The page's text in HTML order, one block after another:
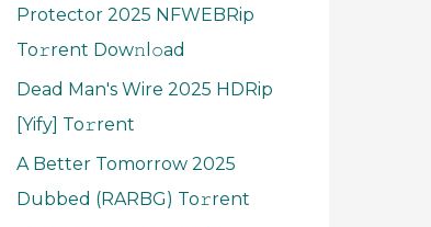
Protector 2025 NFWEBRip
To𝚛rent Dow𝚗l𝚘ad
Dead Man's Wire 2025 HDRip
[Yify] To𝚛rent
A Better Tomorrow 2025
Dubbed (RARBG) To𝚛rent